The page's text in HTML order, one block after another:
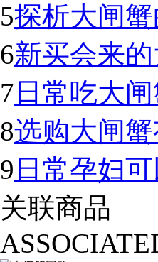
5探析大闸
6新买会来
7 日常吃大
8选购大闸
9 日常孕妇
关联商品